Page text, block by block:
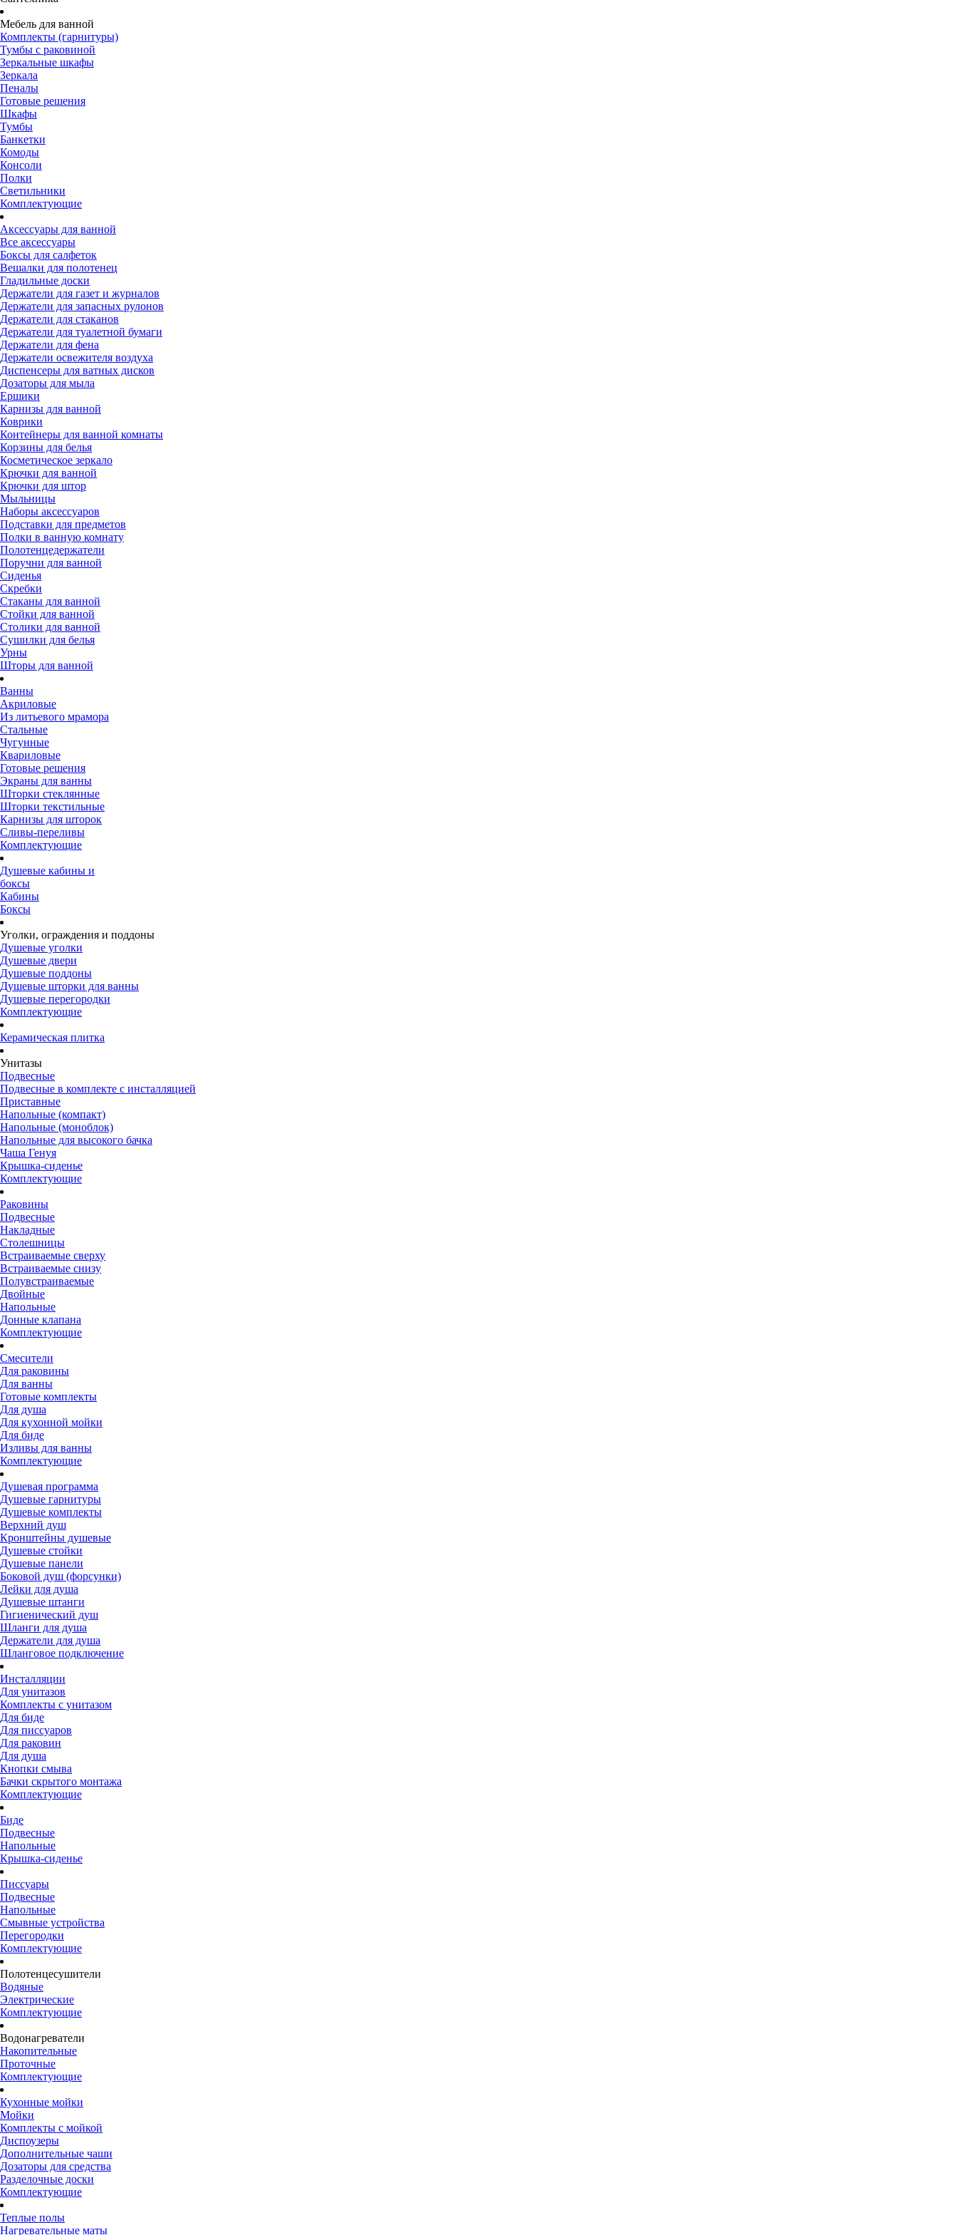
Мебель для ванной
Комплекты (гарнитуры)
Тумбы с раковиной
Зеркальные шкафы
Зеркала
Пеналы
Готовые решения
Шкафы
Тумбы
Банкетки
Комоды
Консоли
Полки
Светильники
Комплектующие
Аксессуары для ванной
Все аксессуары
Боксы для салфеток
Вешалки для полотенец
Гладильные доски
Держатели для газет и журналов
Держатели для запасных рулонов
Держатели для стаканов
Держатели для туалетной бумаги
Держатели для фена
Держатели освежителя воздуха
Диспенсеры для ватных дисков
Дозаторы для мыла
Ершики
Карнизы для ванной
Коврики
Контейнеры для ванной комнаты
Корзины для белья
Косметическое зеркало
Крючки для ванной
Крючки для штор
Мыльницы
Наборы аксессуаров
Подставки для предметов
Полки в ванную комнату
Полотенцедержатели
Поручни для ванной
Сиденья
Скребки
Стаканы для ванной
Стойки для ванной
Столики для ванной
Сушилки для белья
Урны
Шторы для ванной
Ванны
Акриловые
Из литьевого мрамора
Стальные
Чугунные
Квариловые
Готовые решения
Экраны для ванны
Шторки стеклянные
Шторки текстильные
Карнизы для шторок
Сливы-переливы
Комплектующие
Душевые кабины и
боксы
Кабины
Боксы
Уголки, ограждения и поддоны
Душевые уголки
Душевые двери
Душевые поддоны
Душевые шторки для ванны
Душевые перегородки
Комплектующие
Керамическая плитка
Унитазы
Подвесные
Подвесные в комплекте с инсталляцией
Приставные
Напольные (компакт)
Напольные (моноблок)
Напольные для высокого бачка
Чаша Генуя
Крышка-сиденье
Комплектующие
Раковины
Подвесные
Накладные
Столешницы
Встраиваемые сверху
Встраиваемые снизу
Полувстраиваемые
Двойные
Напольные
Донные клапана
Комплектующие
Смесители
Для раковины
Для ванны
Готовые комплекты
Для душа
Для кухонной мойки
Для биде
Изливы для ванны
Комплектующие
Душевая программа
Душевые гарнитуры
Душевые комплекты
Верхний душ
Кронштейны душевые
Душевые стойки
Душевые панели
Боковой душ (форсунки)
Лейки для душа
Душевые штанги
Гигиенический душ
Шланги для душа
Держатели для душа
Шланговое подключение
Инсталляции
Для унитазов
Комплекты с унитазом
Для биде
Для писсуаров
Для раковин
Для душа
Кнопки смыва
Бачки скрытого монтажа
Комплектующие
Биде
Подвесные
Напольные
Крышка-сиденье
Писсуары
Подвесные
Напольные
Смывные устройства
Перегородки
Комплектующие
Полотенцесушители
Водяные
Электрические
Комплектующие
Водонагреватели
Накопительные
Проточные
Комплектующие
Кухонные мойки
Мойки
Комплекты с мойкой
Диспоузеры
Дополнительные чаши
Дозаторы для средства
Разделочные доски
Комплектующие
Теплые полы
Нагревательные маты